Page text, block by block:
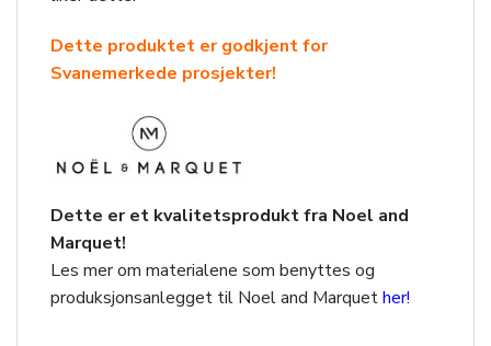
Dette produktet er godkjent for
Svanemerkede prosjekter!
Dette er et kvalitetsprodukt fra Noel and
Marquet!
Les mer om materialene som benyttes og
produksjonsanlegget til Noel and Marquether!